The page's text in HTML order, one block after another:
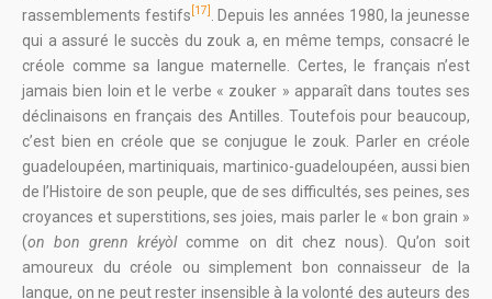
rassemblements festifs [17]
. Depuis les années 1980, la jeunesse
qui a assuré le succès du zouk a, en même temps, consacré le
créole comme sa langue maternelle. Certes, le français n’est
jamais bien loin et le verbe « zouker » apparaît dans toutes ses
déclinaisons en français des Antilles. Toutefois pour beaucoup,
c’est bien en créole que se conjugue le zouk. Parler en créole
guadeloupéen, martiniquais, martinico-guadeloupéen, aussi bien
de l’Histoire de son peuple, que de ses difficultés, ses peines, ses
croyances et superstitions, ses joies, mais parler le « bon grain »
(on bon grenn kréyòlcomme on dit chez nous). Qu’on soit
amoureux du créole ou simplement bon connaisseur de la
langue, on ne peut rester insensible à la volonté des auteurs des